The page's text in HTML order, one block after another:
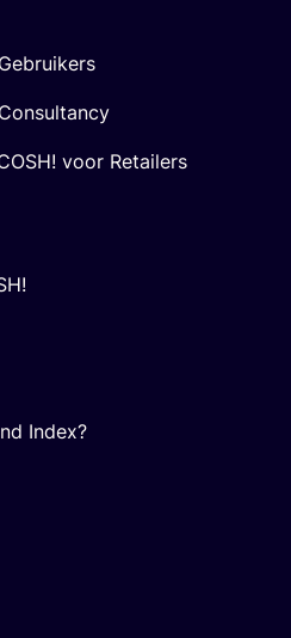
voor Retailers
Index?